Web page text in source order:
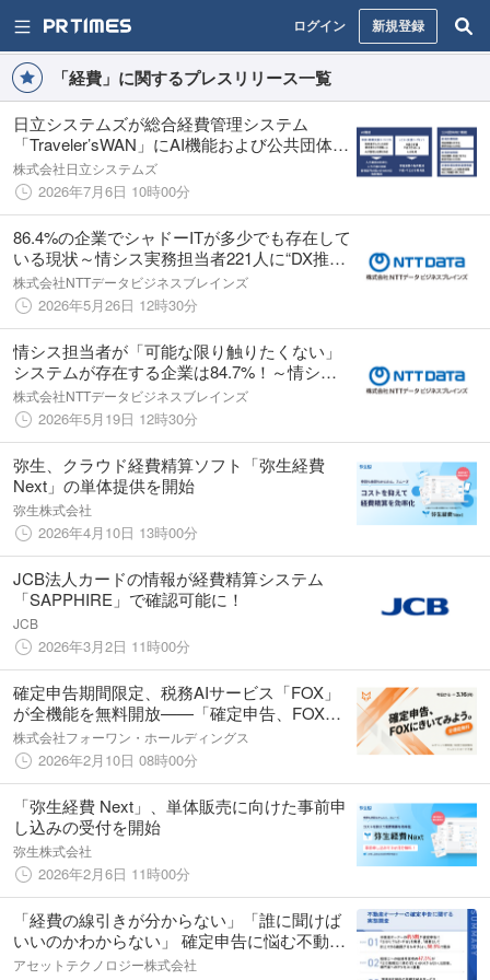
ログイン 新規登録
「経費」に関するプレスリリース一覧
日立システムズが総合経費管理システム
「Traveler’sWAN」にAI機能および公共団体向
け機能を追加。複数自治体で採用が決定。
株式会社日立システムズ
2026年7月6日 10時00分
86.4%の企業でシャドーITが多少でも存在して
いる現状～情シス実務担当者221人に“DX推進
のリアルな障壁”についてアンケート調査を実
施～
株式会社NTTデータビジネスブレインズ
2026年5月26日 12時30分
情シス担当者が「可能な限り触りたくない」
システムが存在する企業は84.7%！～情シス
実務担当者221人に“レガシーシステム”につい
てアンケート調査を実施～
株式会社NTTデータビジネスブレインズ
2026年5月19日 12時30分
弥生、クラウド経費精算ソフト「弥生経費
Next」の単体提供を開始
弥生株式会社
2026年4月10日 13時00分
JCB法人カードの情報が経費精算システム
「SAPPHIRE」で確認可能に！
JCB
2026年3月2日 11時00分
確定申告期間限定、税務AIサービス「FOX」
が全機能を無料開放——「確定申告、FOXに
きいてみよう。」キャンペーンを本日より開
始
株式会社フォーワン・ホールディングス
2026年2月10日 08時00分
「弥生経費 Next」、単体販売に向けた事前申
し込みの受付を開始
弥生株式会社
2026年2月6日 11時00分
「経費の線引きが分からない」「誰に聞けば
いいのかわからない」 確定申告に悩む不動産
オーナーは8割に。 税理士への依頼意向は高
アセットテクノロジー株式会社